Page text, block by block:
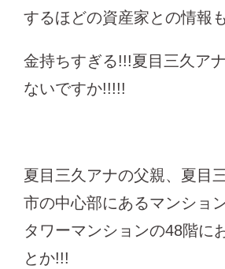
するほどの資産家との情報
金持ちすぎる!!!夏目三久ア
ないですか!!!!!
夏目三久アナの父親、夏目
市の中心部にあるマンショ
タワーマンションの48階に
とか!!!